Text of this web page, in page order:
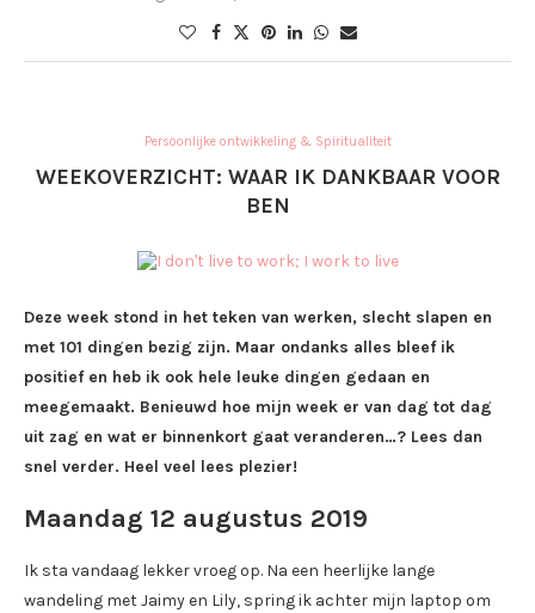
Persoonlijke ontwikkeling & Spiritualiteit
WEEKOVERZICHT: WAAR IK DANKBAAR VOOR
BEN
Deze week stond in het teken van werken, slecht slapen en
met 101 dingen bezig zijn. Maar ondanks alles bleef ik
positief en heb ik ook hele leuke dingen gedaan en
meegemaakt. Benieuwd hoe mijn week er van dag tot dag
uit zag en wat er binnenkort gaat veranderen…? Lees dan
snel verder. Heel veel lees plezier!
Maandag 12 augustus 2019
Ik sta vandaag lekker vroeg op. Na een heerlijke lange
wandeling met Jaimy en Lily, spring ik achter mijn laptop om